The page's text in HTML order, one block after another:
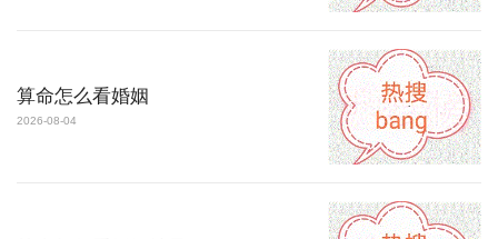
算命怎么看婚姻
2026-08-04